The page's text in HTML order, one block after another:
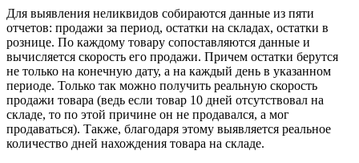
Для выявления неликвидов собираются данные из пяти
отчетов: продажи за период, остатки на складах, остатки в
рознице. По каждому товару сопоставляются данные и
вычисляется скорость его продажи. Причем остатки берутся
не только на конечную дату, а на каждый день в указанном
периоде. Только так можно получить реальную скорость
продажи товара (ведь если товар 10 дней отсутствовал на
складе, то по этой причине он не продавался, а мог
продаваться). Также, благодаря этому выявляется реальное
количество дней нахождения товара на складе.